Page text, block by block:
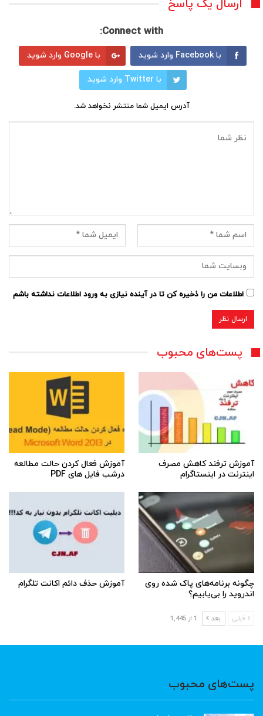
ارسال یک پاسخ
Connect with:
با Facebook وارد شوید با Google وارد شوید
با Twitter وارد شوید
آدرس ایمیل شما منتشر نخواهد شد.
اطلاعات من را ذخیره کن تا در آینده نیازی به ورود اطلاعات نداشته باشم
پست‌های محبوب
آموزش ترفند کاهش مصرف
اینترنت در اینستاگرام
آموزش فعال کردن حالت مطالعه
درشب فایل های PDF
چگونه برنامه‌های پاک شده روی
اندروید را بی‌یابیم؟
آموزش حذف دائم اکانت تلگرام
قبلی بعد 1 از 1,445
پست‌های محبوب